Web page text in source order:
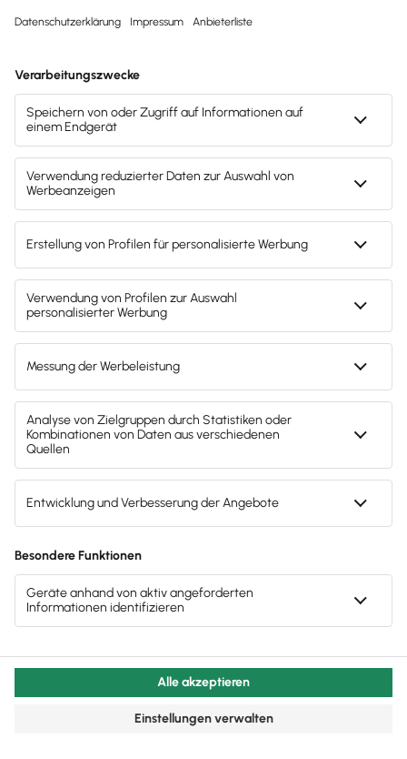
Wie es funktioniert
Die Buchhaltungssoftware
Lexware Office im Video
Lerne in diesem kurzen Video die vielen nützlichen
Funktionen der Buchhaltungssoftware Lexware
Office kennen.
FAQ
Fragen und Antworten zur ­
Lexware Gründeredition
Kontaktiere uns